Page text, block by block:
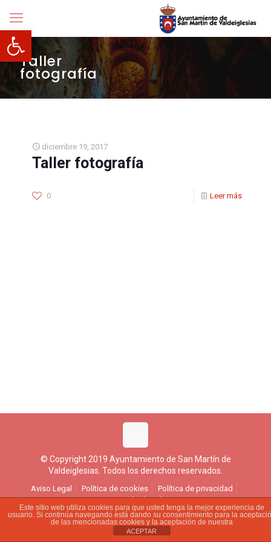
Abrir barra de herramientas
Taller
fotografía
diciembre 19, 2017
Taller fotografía
0 Leer más
© Copyright 2019 Ayuntamiento de San Martín de
Valdeiglesias. Todos los derechos reservados.
Aviso Legal Política de cookies
Política de privacidad
Ejercicio de derechos
Este sitio web utiliza cookies para que usted tenga la mejor experiencia de
usuario. Si continúa navegando está dando su consentimiento para la
de las mencionadas cookies y la aceptación de nuestra
ACEPTAR